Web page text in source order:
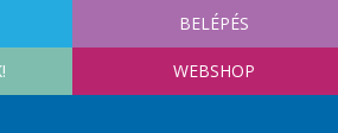
BELÉPÉS
WEBSHOP